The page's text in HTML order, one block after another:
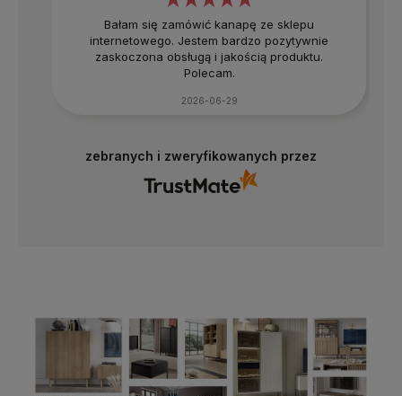
Bałam się zamówić kanapę ze sklepu
internetowego. Jestem bardzo pozytywnie
zaskoczona obsługą i jakością produktu.
Polecam.
2026-06-29
zebranych i zweryfikowanych przez